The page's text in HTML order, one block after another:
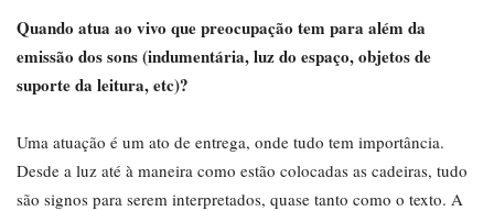
Quando atua ao vivo que preocupação tem para além da
emissão dos sons (indumentária, luz do espaço, objetos de
suporte da leitura, etc)?
Uma atuação é um ato de entrega, onde tudo tem importância.
Desde a luz até à maneira como estão colocadas as cadeiras, tudo
são signos para serem interpretados, quase tanto como o texto. A